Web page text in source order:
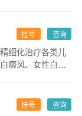
咨询
挂号
细化治疗各类儿
癜风、女性白癜
咨询
挂号